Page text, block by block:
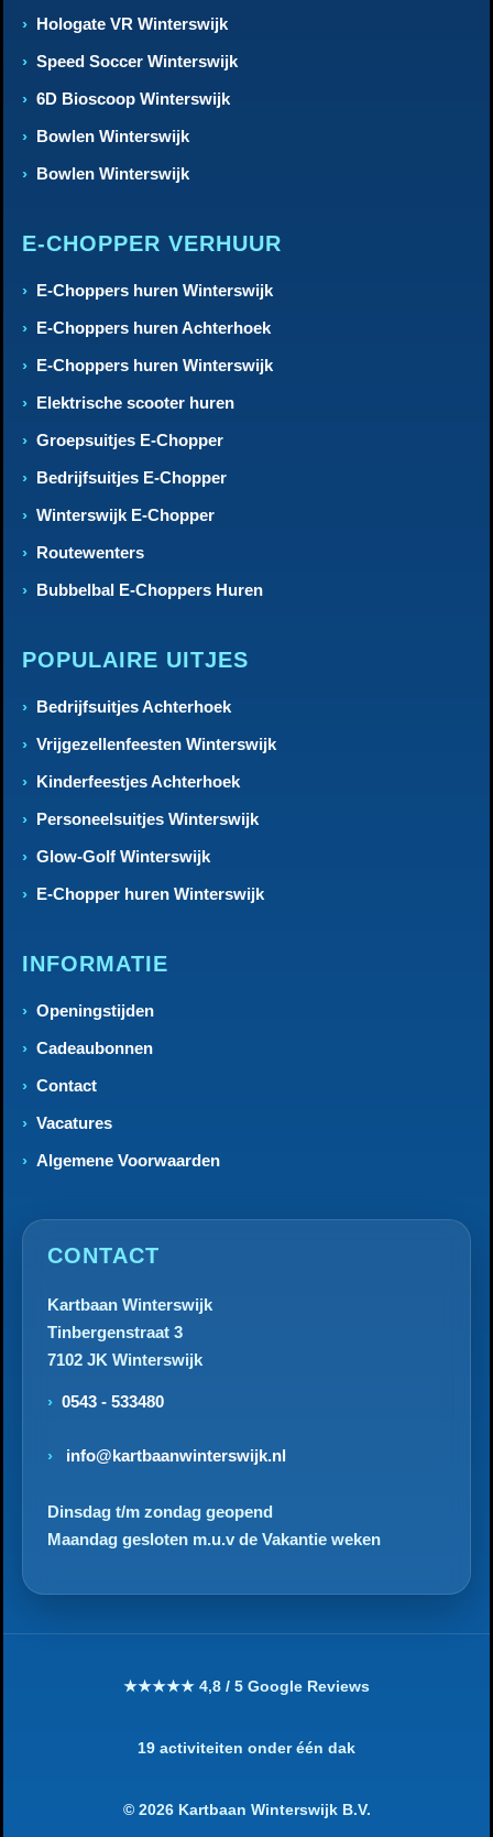
Hologate VR Winterswijk
Speed Soccer Winterswijk
6D Bioscoop Winterswijk
Bowlen Winterswijk
Bowlen Winterswijk
E-CHOPPER VERHUUR
E-Choppers huren Winterswijk
E-Choppers huren Achterhoek
E-Choppers huren Winterswijk
Elektrische scooter huren
Groepsuitjes E-Chopper
Bedrijfsuitjes E-Chopper
Winterswijk E-Chopper
Routewenters
Bubbelbal E-Choppers Huren
POPULAIRE UITJES
Bedrijfsuitjes Achterhoek
Vrijgezellenfeesten Winterswijk
Kinderfeestjes Achterhoek
Personeelsuitjes Winterswijk
Glow-Golf Winterswijk
E-Chopper huren Winterswijk
INFORMATIE
Openingstijden
Cadeaubonnen
Contact
Vacatures
Algemene Voorwaarden
CONTACT
Kartbaan Winterswijk
Tinbergenstraat 3
7102 JK Winterswijk
0543 - 533480
info@kartbaanwinterswijk.nl
Dinsdag t/m zondag geopend
Maandag gesloten m.u.v de Vakantie weken
★★★★★ 4,8 / 5 Google Reviews
19 activiteiten onder één dak
© 2026 Kartbaan Winterswijk B.V.